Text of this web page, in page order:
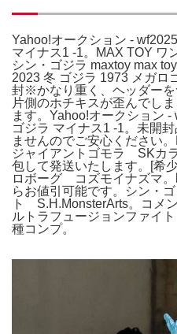
Yahoo!オークション -
マイナス1 -1。MAX TOY ワ
シン・ゴジラ maxtoy max
2023 冬 ゴジラ 1973 メガロ
封※かなり重く、ヘッダーを
片側のホチキスが歪んでし
ます。Yahoo!オークション
ゴジラ マイナス1 -1。未開
ませんのでご安心ください
ジャイアントゴモラ SKカ
包して発送いたします。[
ロボーグ コズモイナズマ
らお値引可能です。シン・
ト S.H.MonsterArts。コメ
ルトラフュージョンファ
種コンプ。